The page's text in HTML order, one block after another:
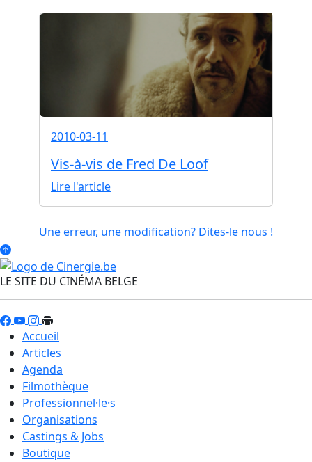
2010-03-11
Vis-à-vis de Fred De Loof
Lire l'article
Une erreur, une modification? Dites-le nous !
LE SITE DU CINÉMA BELGE
Accueil
Articles
Agenda
Filmothèque
Professionnel·le·s
Organisations
Castings & Jobs
Boutique